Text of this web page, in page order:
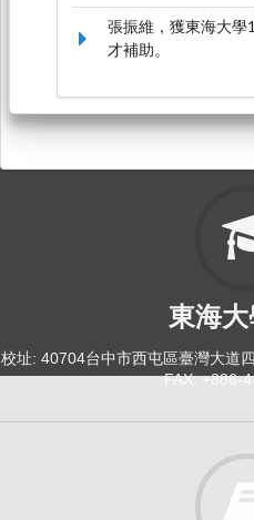
張振維，獲東海大學
才補助。
東海
校址: 40704台中市西屯區臺灣大道
FAX: +886-